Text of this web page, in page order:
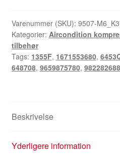
9659875780
antal
Varenummer (SKU): 9507-
Kategorier: Aircondition
tilbehør
Tags: 1355F, 1671553680,
648708, 9659875780,
Beskrivelse
Yderligere information